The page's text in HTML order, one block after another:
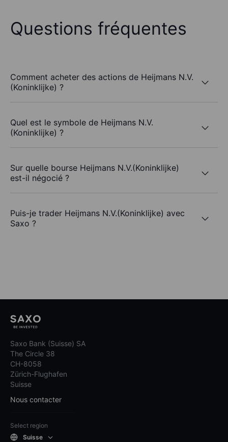
Questions fréquentes
Comment acheter des actions de Heijmans N.V.
(Koninklijke) ?
Quel est le symbole de Heijmans N.V.
(Koninklijke) ?
Sur quelle bourse Heijmans N.V.(Koninklijke)
est-il négocié ?
Puis-je trader Heijmans N.V.(Koninklijke) avec
Saxo ?
Saxo Bank (Suisse) SA
The Circle 38
CH-8058
Zürich-Flughafen
Suisse
Nous contacter
Select region
Suisse